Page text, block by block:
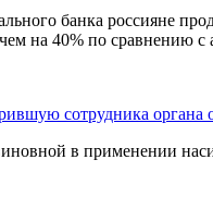
банка россияне
на 40% по сравнению
сотрудника органа
в применении